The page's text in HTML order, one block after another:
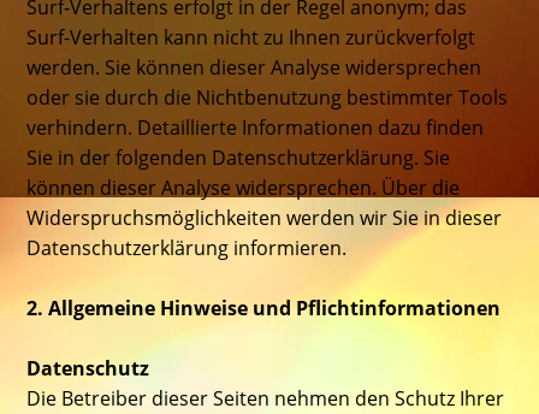
Surf-Verhaltens erfolgt in der Regel anonym; das
Surf-Verhalten kann nicht zu Ihnen zurückverfolgt
werden. Sie können dieser Analyse widersprechen
oder sie durch die Nichtbenutzung bestimmter Tools
verhindern. Detaillierte Informationen dazu finden
Sie in der folgenden Datenschutzerklärung. Sie
können dieser Analyse widersprechen. Über die
Widerspruchsmöglichkeiten werden wir Sie in dieser
Datenschutzerklärung informieren.
2. Allgemeine Hinweise und Pflichtinformationen
Datenschutz
Die Betreiber dieser Seiten nehmen den Schutz Ihrer